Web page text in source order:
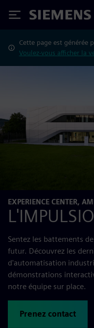
Siemens
Cette page est générée
Voulez-vous afficher la
EXPERIENCE CENTER,
Sentez les battements
futur. Découvrez les
d'automatisation
démonstrations
notre équipe sur place.
Prenez contact